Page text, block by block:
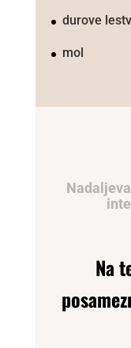
durove
mol
Na